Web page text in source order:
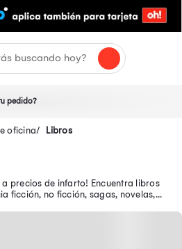
pedido?
oficina Libros
a precios de infarto! Encuentra libros
ficción, no ficción, sagas, novelas,